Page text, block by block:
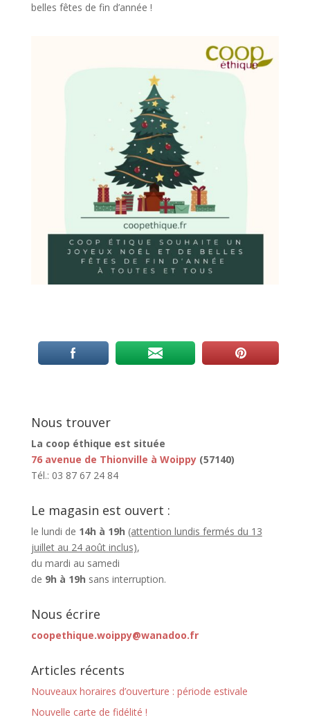
belles fêtes de fin d’année !
Nous trouver
La coop éthique est située
76 avenue de Thionville à Woippy(57140)
Tél.: 03 87 67 24 84
Le magasin est ouvert :
le lundi de 14h à 19h (attention lundis fermés du 13
juillet au 24 août inclus),
du mardi au samedi
de 9h à 19h sans interruption.
Nous écrire
coopethique.woippy@wanadoo.fr
Articles récents
Nouveaux horaires d’ouverture : période estivale
Nouvelle carte de fidélité !